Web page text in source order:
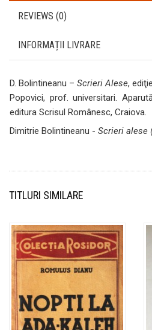
REVIEWS (0)
INFORMAȚII LIVRARE
D. Bolintineanu – Scrieri Alese,
Popovici, prof. universitari.
editura Scrisul Românesc, Craiova.
Dimitrie Bolintineanu - Scrieri alese
TITLURI SIMILARE